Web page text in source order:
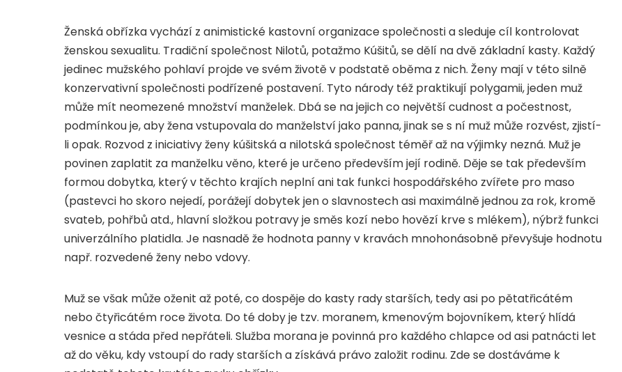
Ženská obřízka vychází z animistické kastovní organizace společnosti a sleduje cíl kontrolovat
ženskou sexualitu. Tradiční společnost Nilotů, potažmo Kúšitů, se dělí na dvě základní kasty. Každý
jedinec mužského pohlaví projde ve svém životě v podstatě oběma z nich. Ženy mají v této silně
konzervativní společnosti podřízené postavení. Tyto národy též praktikují polygamii, jeden muž
může mít neomezené množství manželek. Dbá se na jejich co největší cudnost a počestnost,
podmínkou je, aby žena vstupovala do manželství jako panna, jinak se s ní muž může rozvést, zjistí-
li opak. Rozvod z iniciativy ženy kúšitská a nilotská společnost téměř až na výjimky nezná. Muž je
povinen zaplatit za manželku věno, které je určeno především její rodině. Děje se tak především
formou dobytka, který v těchto krajích neplní ani tak funkci hospodářského zvířete pro maso
(pastevci ho skoro nejedí, porážejí dobytek jen o slavnostech asi maximálně jednou za rok, kromě
svateb, pohřbů atd., hlavní složkou potravy je směs kozí nebo hovězí krve s mlékem), nýbrž funkci
univerzálního platidla. Je nasnadě že hodnota panny v kravách mnohonásobně převyšuje hodnotu
např. rozvedené ženy nebo vdovy.
Muž se však může oženit až poté, co dospěje do kasty rady starších, tedy asi po pětatřicátém
nebo čtyřicátém roce života. Do té doby je tzv. moranem, kmenovým bojovníkem, který hlídá
vesnice a stáda před nepřáteli. Služba morana je povinná pro každého chlapce od asi patnácti let
až do věku, kdy vstoupí do rady starších a získává právo založit rodinu. Zde se dostáváme k